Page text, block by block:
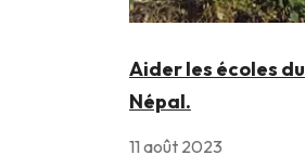
Aider les écoles du
Népal.
11 août 2023